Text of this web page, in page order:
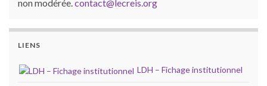
non modérée.contact@lecreis.org
LIENS
LDH – Fichage institutionnel